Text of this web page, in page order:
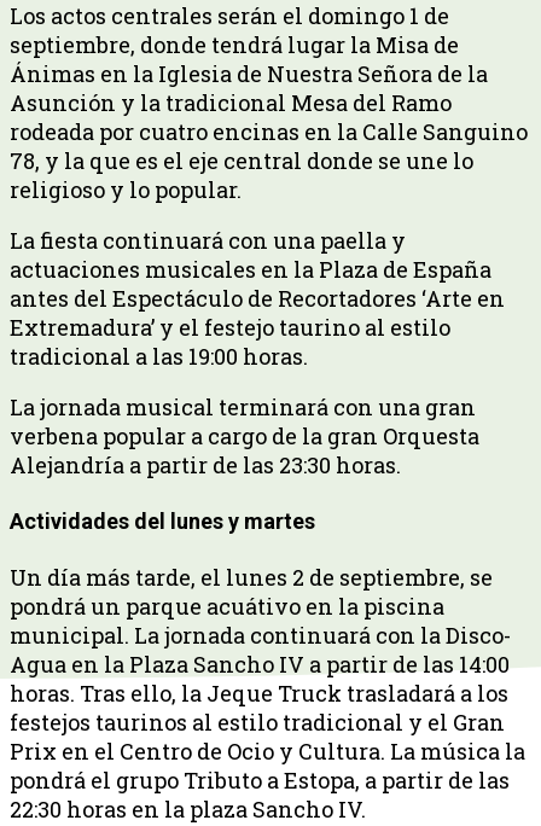
Los actos centrales serán el domingo 1 de
septiembre, donde tendrá lugar la Misa de
Ánimas en la Iglesia de Nuestra Señora de la
Asunción y la tradicional Mesa del Ramo
rodeada por cuatro encinas en la Calle Sanguino
78, y la que es el eje central donde se une lo
religioso y lo popular.
La fiesta continuará con una paella y
actuaciones musicales en la Plaza de España
antes del Espectáculo de Recortadores ‘Arte en
Extremadura’ y el festejo taurino al estilo
tradicional a las 19:00 horas.
La jornada musical terminará con una gran
verbena popular a cargo de la gran Orquesta
Alejandría a partir de las 23:30 horas.
Actividades del lunes y martes
Un día más tarde, el lunes 2 de septiembre, se
pondrá un parque acuátivo en la piscina
municipal. La jornada continuará con la Disco-
Agua en la Plaza Sancho IV a partir de las 14:00
horas. Tras ello, la Jeque Truck trasladará a los
festejos taurinos al estilo tradicional y el Gran
Prix en el Centro de Ocio y Cultura. La música la
pondrá el grupo Tributo a Estopa, a partir de las
22:30 horas en la plaza Sancho IV.